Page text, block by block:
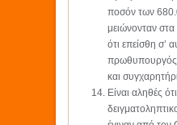
ποσόν των
μειώνονταν
ότι επείσθη σ’
πρωθυπουργός
και
Είναι αληθές